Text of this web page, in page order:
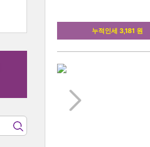
누적인세 3,181 원